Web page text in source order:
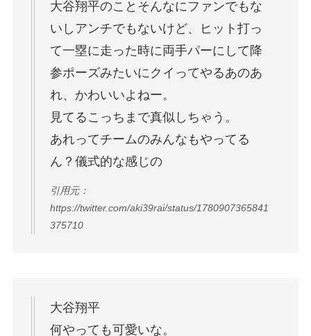
大谷翔平のことそんなにファンでもな
いしアンチでもないけど、ヒット打っ
て一塁に走った時に両手パーにして降
参ポーズみたいにクイってやるあのあ
れ、かわいいよねー。
見てるこっちまで真似しちゃう。
あれってチームのみんなもやってる
ん？儀式的な感じの
引用元：
https://twitter.com/aki39rai/status/1780907365841
375710
大谷翔平
何やっても可愛いな。